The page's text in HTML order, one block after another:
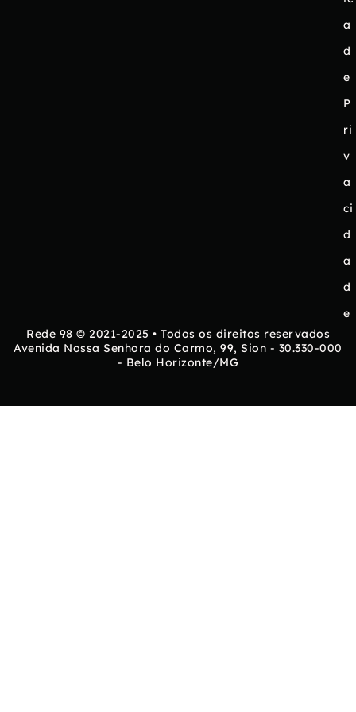
a
d
e
P
ri
v
a
ci
d
a
d
e
Rede 98 © 2021-2025 • Todos os direitos reservados
Avenida Nossa Senhora do Carmo, 99, Sion - 30.330-000
- Belo Horizonte/MG